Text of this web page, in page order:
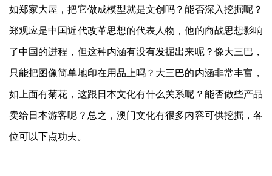
如郑家大屋，把它做成模型就是文创吗？能否深入挖掘呢？
郑观应是中国近代改革思想的代表人物，他的商战思想影响
了中国的进程，但这种内涵有没有发掘出来呢？像大三巴，
只能把图像简单地印在用品上吗？大三巴的内涵非常丰富，
如上面有菊花，这跟日本文化有什么关系呢？能否做些产品
卖给日本游客呢？总之，澳门文化有很多内容可供挖掘，各
位可以下点功夫。